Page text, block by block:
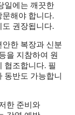
일에는 깨끗한
해야 합니다.
권장됩니다.
한 복장과 신분
을 지참하여 원
협조합니다. 필
동반도 가능합니
한 준비와